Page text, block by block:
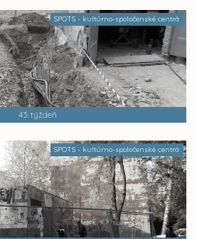
SPOTS - kultúrno-spoločenské centrá
43. týždeň
SPOTS - kultúrno-spoločenské centrá